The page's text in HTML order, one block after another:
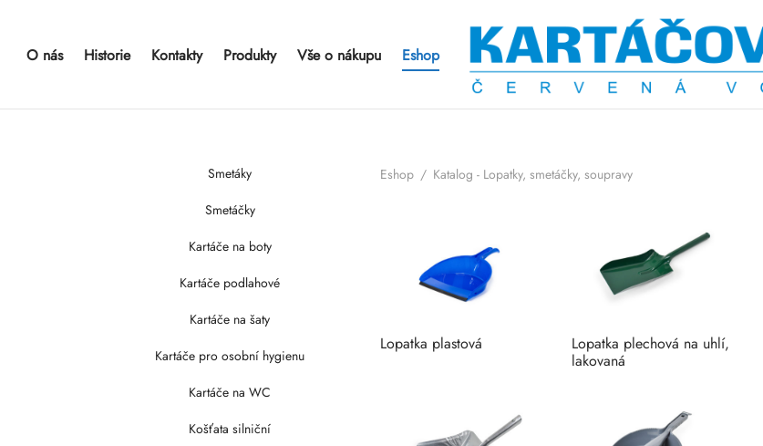
O nás Historie Kontakty Produkty Vše o nákupu Eshop
Smetáky
Smetáčky
Kartáče na boty
Kartáče podlahové
Kartáče na šaty
Kartáče pro osobní hygienu
Kartáče na WC
Košťata silniční
Eshop / Katalog - Lopatky, smetáčky, soupravy
Lopatka plastová
Lopatka plechová na uhlí,
lakovaná